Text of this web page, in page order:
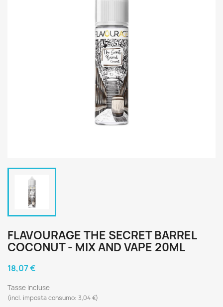
FLAVOURAGE THE SECRET BARREL
COCONUT - MIX AND VAPE 20ML
18,07 €
Tasse incluse
(incl. imposta consumo: 3,04 €)